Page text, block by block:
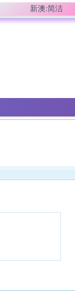
新澳:简洁